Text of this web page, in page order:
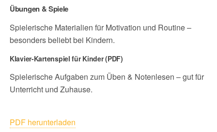
Übungen & Spiele
Spielerische Materialien für Motivation und Routine –
besonders beliebt bei Kindern.
Klavier-Kartenspiel für Kinder (PDF)
Spielerische Aufgaben zum Üben & Notenlesen – gut für
Unterricht und Zuhause.
PDF herunterladen